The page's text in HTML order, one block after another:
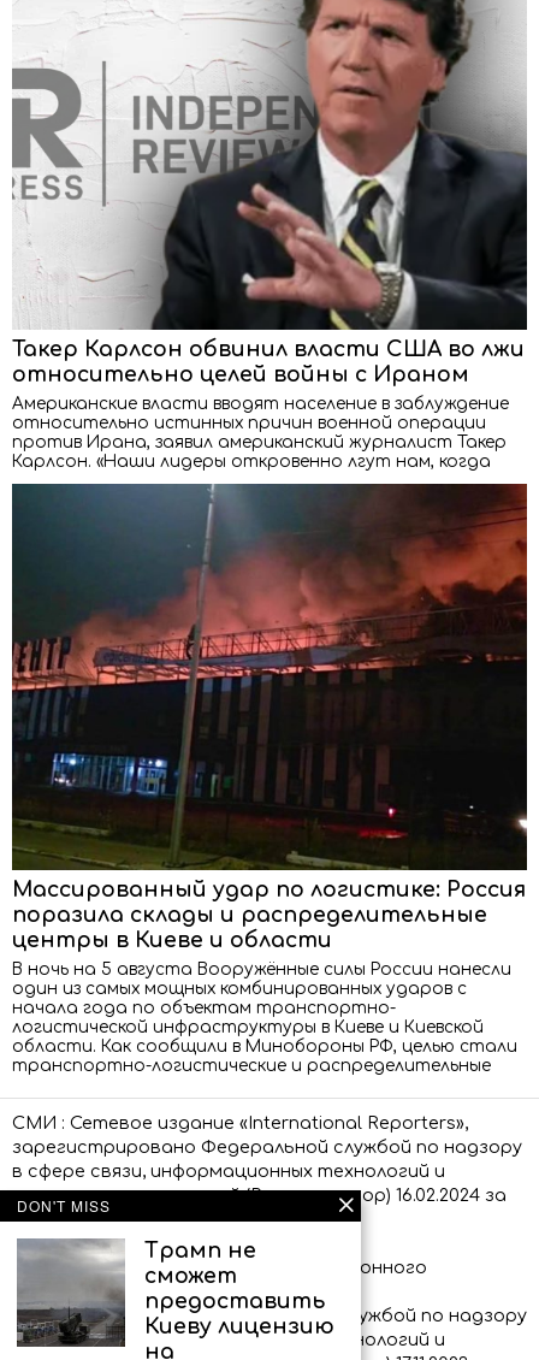
Такер Карлсон обвинил власти США во лжи
относительно целей войны с Ираном
Американские власти вводят население в заблуждение
относительно истинных причин военной операции
против Ирана, заявил американский журналист Такер
Карлсон. «Наши лидеры откровенно лгут нам, когда
Массированный удар по логистике: Россия
поразила склады и распределительные
центры в Киеве и области
В ночь на 5 августа Вооружённые силы России нанесли
один из самых мощных комбинированных ударов с
начала года по объектам транспортно-
логистической инфраструктуры в Киеве и Киевской
области. Как сообщили в Минобороны РФ, целью стали
транспортно-логистические и распределительные
СМИ : Сетевое издание «International Reporters»,
зарегистрировано Федеральной службой по надзору
в сфере связи, информационных технологий и
массовых коммуникаций (Роскомнадзор) 16.02.2024 за
номером ЭЛ № ФС 77 – 86873.
Сообщения и материалы информационного
агентства «International Reporters»
(зарегистрировано Федеральной службой по надзору
в сфере связи, информационных технологий и
DON'T MISS
Трамп не
сможет
предоставить
Киеву лицензию
на